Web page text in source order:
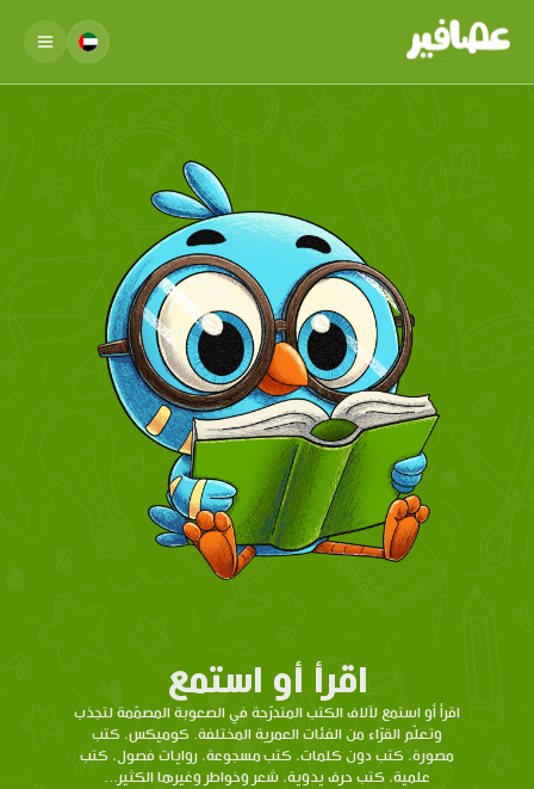
اقرأ أو استمع
اقرأ أو استمع لآلاف الكتب المتدرّحة في الصعوبة المصمّمة لتجذب
وتعلّم القرّاء من الفئات العمرية المختلفة. كوميكس، كتب
مصورة، كتب دون كلمات، كتب مسجوعة، روايات فصول، كتب
علمية، كتب حرف يدوية، شعر وخواطر وغيرها الكثير...